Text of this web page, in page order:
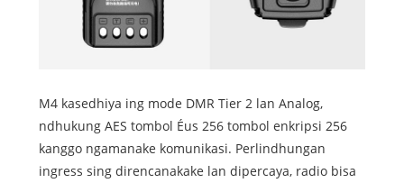
M4 kasedhiya ing mode DMR Tier 2 lan Analog,
ndhukung AES tombol Éus 256 tombol enkripsi 256
kanggo ngamanake komunikasi. Perlindhungan
ingress sing direncanakake lan dipercaya, radio bisa